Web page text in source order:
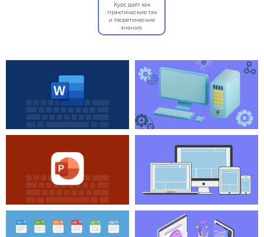
Курс даёт как
практические так
и теоретические
знания.